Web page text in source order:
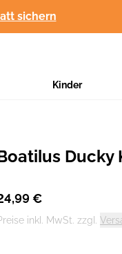
sichern
Kinder
: Ducky
€
inkl. MwSt. zzgl.